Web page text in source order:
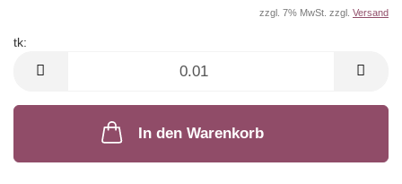
zzgl. 7% MwSt. zzgl. Versand
tk:
In den Warenkorb